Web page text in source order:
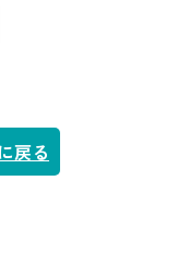
戻る